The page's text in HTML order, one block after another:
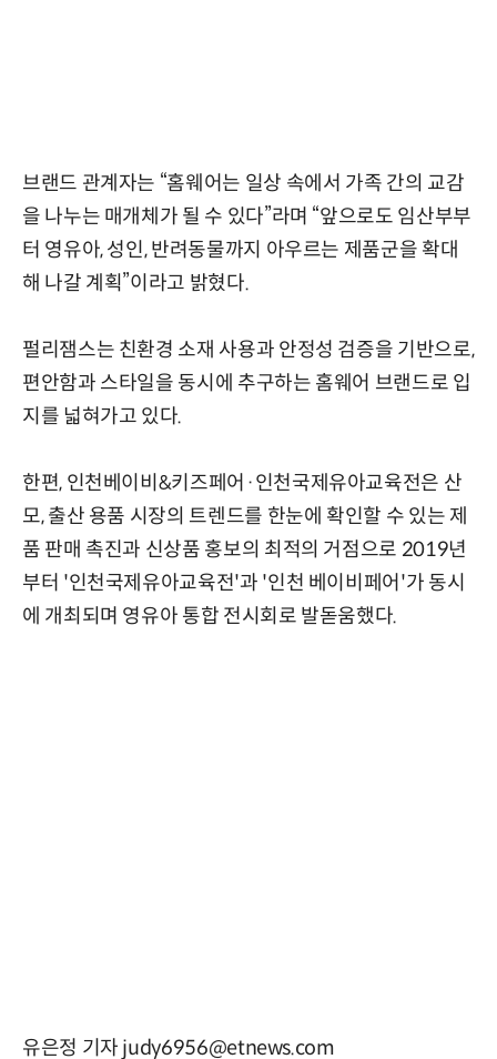
브랜드 관계자는 “홈웨어는 일상 속에서 가족 간의 교감
을 나누는 매개체가 될 수 있다”라며 “앞으로도 임산부부
터 영유아, 성인, 반려동물까지 아우르는 제품군을 확대
해 나갈 계획”이라고 밝혔다.
펄리잼스는 친환경 소재 사용과 안정성 검증을 기반으로,
편안함과 스타일을 동시에 추구하는 홈웨어 브랜드로 입
지를 넓혀가고 있다.
한편, 인천베이비&키즈페어·인천국제유아교육전은 산
모, 출산 용품 시장의 트렌드를 한눈에 확인할 수 있는 제
품 판매 촉진과 신상품 홍보의 최적의 거점으로 2019년
부터 '인천국제유아교육전'과 '인천 베이비페어'가 동시
에 개최되며 영유아 통합 전시회로 발돋움했다.
유은정 기자 judy6956@etnews.com